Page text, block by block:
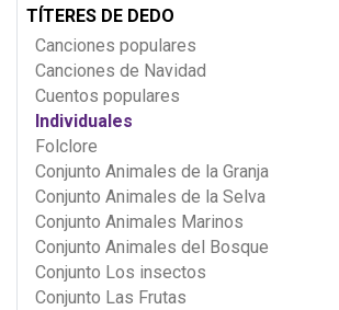
TÍTERES DE DEDO
Canciones populares
Canciones de Navidad
Cuentos populares
Individuales
Folclore
Conjunto Animales de la Granja
Conjunto Animales de la Selva
Conjunto Animales Marinos
Conjunto Animales del Bosque
Conjunto Los insectos
Conjunto Las Frutas